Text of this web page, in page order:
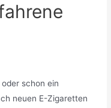
schon ein
neuen E-Zigaretten